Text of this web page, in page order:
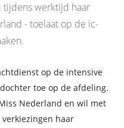
tijdens werktijd haar
- toelaat op de ic-
op de intensive
toe op de afdeling.
Nederland en wil met
haar